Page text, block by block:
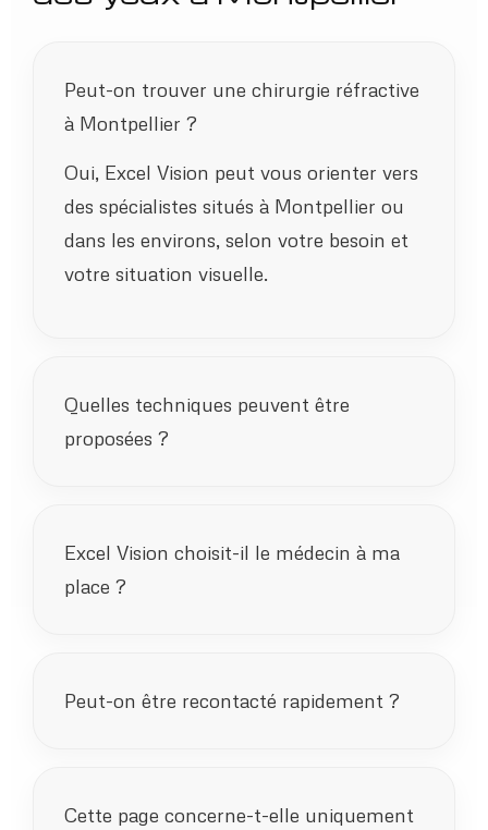
Peut-on trouver une chirurgie réfractive
à Montpellier ?
Oui, Excel Vision peut vous orienter vers
des spécialistes situés à Montpellier ou
dans les environs, selon votre besoin et
votre situation visuelle.
Quelles techniques peuvent être
proposées ?
Excel Vision choisit-il le médecin à ma
place ?
Peut-on être recontacté rapidement ?
Cette page concerne-t-elle uniquement